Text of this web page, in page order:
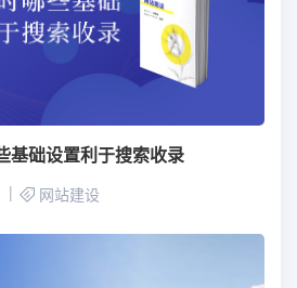
基础设置利于搜索收录
网站建设